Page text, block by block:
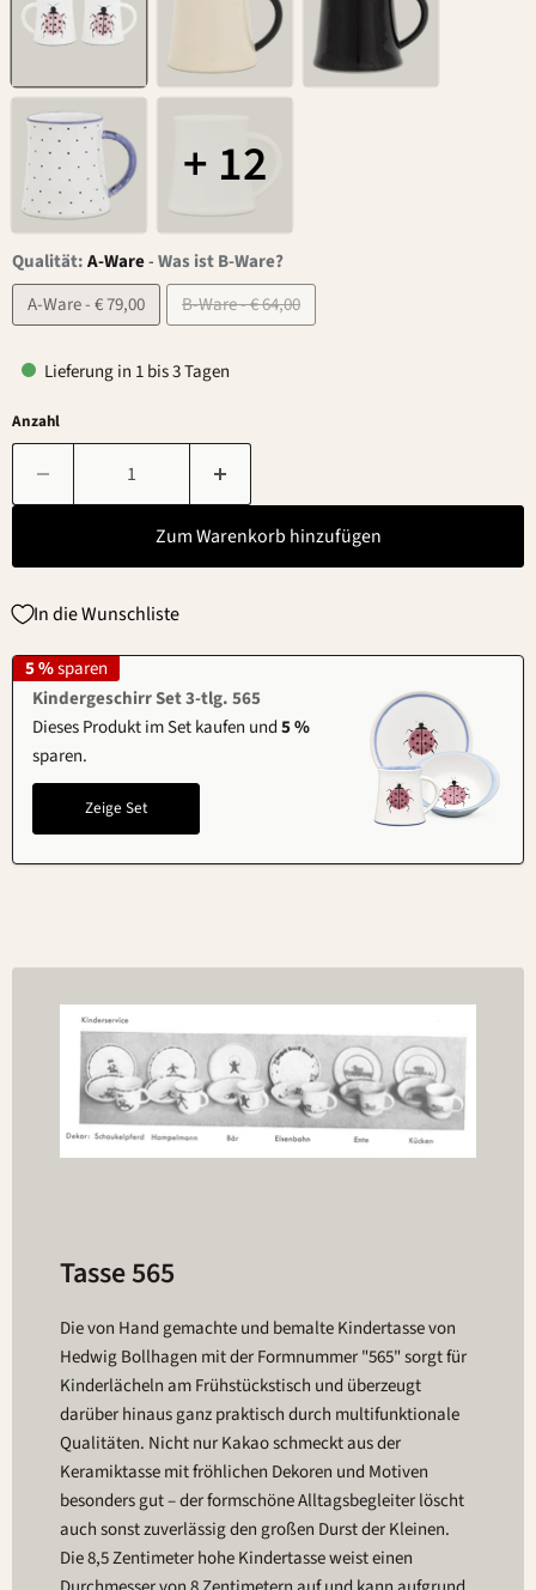
+ 12
Qualität:A-Ware-Was ist B-Ware?
A-Ware - € 79,00
B-Ware - € 64,00
Lieferung in 1 bis 3 Tagen
Anzahl
Zum Warenkorb hinzufügen
In die Wunschliste
Kindergeschirr Set 3-tlg. 565
Dieses Produkt im Set kaufen und5 %
sparen.
Zeige Set
5 %sparen
Tasse 565
Die von Hand gemachte und bemalte Kindertasse von
Hedwig Bollhagen mit der Formnummer "565" sorgt für
Kinderlächeln am Frühstückstisch und überzeugt
darüber hinaus ganz praktisch durch multifunktionale
Qualitäten. Nicht nur Kakao schmeckt aus der
Keramiktasse mit fröhlichen Dekoren und Motiven
besonders gut – der formschöne Alltagsbegleiter löscht
auch sonst zuverlässig den großen Durst der Kleinen.
Die 8,5 Zentimeter hohe Kindertasse weist einen